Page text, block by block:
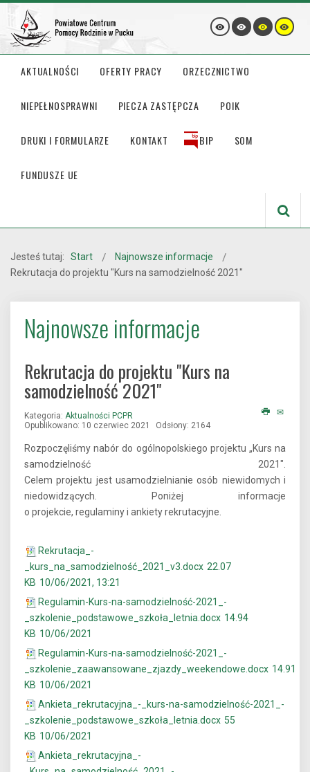
AKTUALNOŚCI OFERTY PRACY ORZECZNICTWO
NIEPEŁNOSPRAWNI PIECZA ZASTĘPCZA POIK
DRUKI I FORMULARZE KONTAKT BIP SOM
FUNDUSZE UE
Jesteś tutaj: Start
Najnowsze informacje
Rekrutacja do projektu "Kurs na samodzielność 2021"
Najnowsze informacje
Rekrutacja do projektu "Kurs na
samodzielność 2021"
Kategoria: Aktualności PCPR
Opublikowano: 10 czerwiec 2021
Odsłony: 2164
Rozpoczęliśmy nabór do ogólnopolskiego projektu „Kurs na
samodzielność 2021".
Celem projektu jest usamodzielnianie osób niewidomych i
niedowidzących. Poniżej informacje
o projekcie, regulaminy i ankiety rekrutacyjne.
Rekrutacja_-
_kurs_na_samodzielność_2021_v3.docx 22.07
KB 10/06/2021, 13:21
Regulamin-Kurs-na-samodzielność-2021_-
_szkolenie_podstawowe_szkoła_letnia.docx 14.94
KB 10/06/2021
Regulamin-Kurs-na-samodzielność-2021_-
_szkolenie_zaawansowane_zjazdy_weekendowe.docx 14.91
KB 10/06/2021
Ankieta_rekrutacyjna_-_kurs-na-samodzielność-2021_-
_szkolenie_podstawowe_szkoła_letnia.docx 55
KB 10/06/2021
Ankieta_rekrutacyjna_-